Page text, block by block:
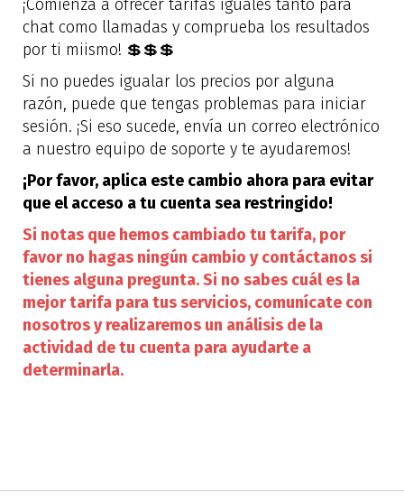
¡Comienza a ofrecer tarifas iguales tanto para
chat como llamadas y comprueba los resultados
por ti miismo! 💲💲💲
Si no puedes igualar los precios por alguna
razón, puede que tengas problemas para iniciar
sesión. ¡Si eso sucede, envía un correo electrónico
a nuestro equipo de soporte y te ayudaremos!
¡Por favor, aplica este cambio ahora para evitar
que el acceso a tu cuenta sea restringido!
Si notas que hemos cambiado tu tarifa, por
favor no hagas ningún cambio y contáctanos si
tienes alguna pregunta. Si no sabes cuál es la
mejor tarifa para tus servicios, comunícate con
nosotros y realizaremos un análisis de la
actividad de tu cuenta para ayudarte a
determinarla.